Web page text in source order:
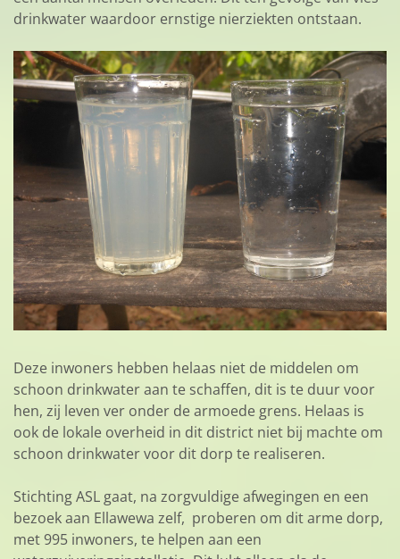
drinkwater waardoor ernstige nierziekten ontstaan.
Deze inwoners hebben helaas niet de middelen om
schoon drinkwater aan te schaffen, dit is te duur voor
hen, zij leven ver onder de armoede grens. Helaas is
ook de lokale overheid in dit district niet bij machte om
schoon drinkwater voor dit dorp te realiseren.
Stichting ASL gaat, na zorgvuldige afwegingen en een
bezoek aan Ellawewa zelf, proberen om dit arme dorp,
met 995 inwoners, te helpen aan een